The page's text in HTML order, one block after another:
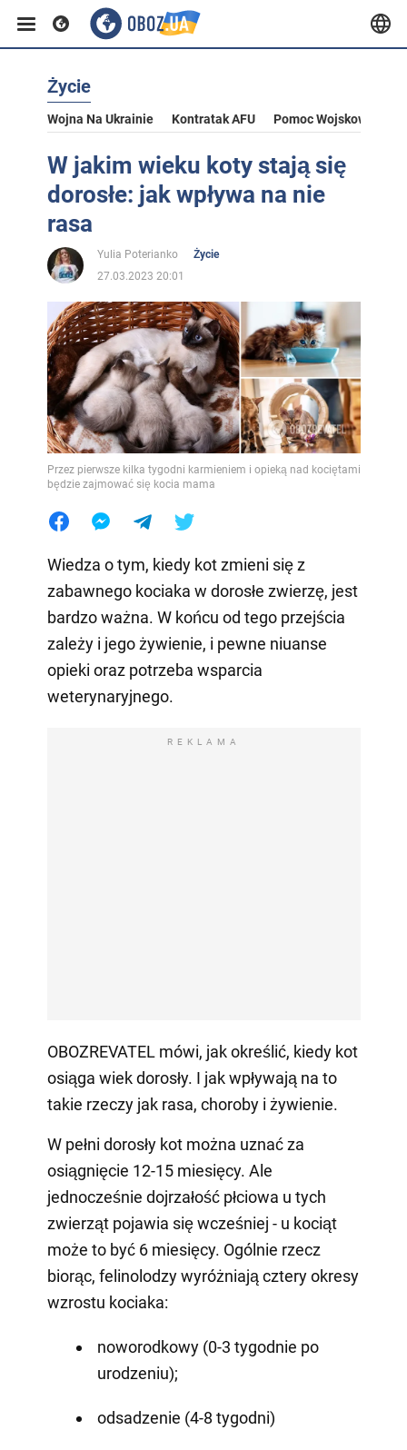
Życie
Wojna Na Ukrainie Kontratak AFU Pomoc Wojskowa Dla
W jakim wieku koty stają się
dorosłe: jak wpływa na nie
rasa
Yulia Poterianko
Życie
27.03.2023 20:01
Przez pierwsze kilka tygodni karmieniem i opieką nad kociętami
będzie zajmować się kocia mama
Wiedza o tym, kiedy kot zmieni się z
zabawnego kociaka w dorosłe zwierzę, jest
bardzo ważna. W końcu od tego przejścia
zależy i jego żywienie, i pewne niuanse
opieki oraz potrzeba wsparcia
weterynaryjnego.
REKLAMA
OBOZREVATEL mówi, jak określić, kiedy kot
osiąga wiek dorosły. I jak wpływają na to
takie rzeczy jak rasa, choroby i żywienie.
W pełni dorosły kot można uznać za
osiągnięcie 12-15 miesięcy. Ale
jednocześnie dojrzałość płciowa u tych
zwierząt pojawia się wcześniej - u kociąt
może to być 6 miesięcy. Ogólnie rzecz
biorąc, felinolodzy wyróżniają cztery okresy
wzrostu kociaka:
noworodkowy (0-3 tygodnie po
urodzeniu);
odsadzenie (4-8 tygodni)